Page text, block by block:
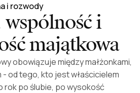
i rozwody
i
majątkowa
obowiązuje między małżonkami,
od tego, kto jest właścicielem
rok po ślubie, po wysokość